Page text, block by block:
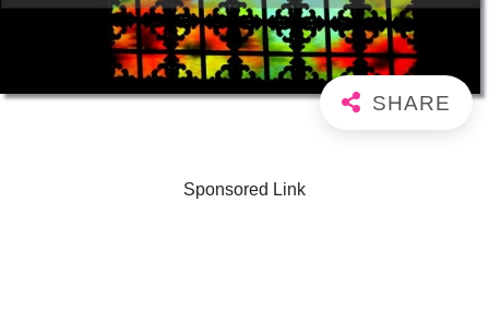
Sponsored Link